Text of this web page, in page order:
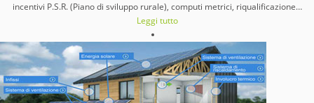
incentivi P.S.R. (Piano di sviluppo rurale), computi metrici, riqualificazione…
Leggi tutto